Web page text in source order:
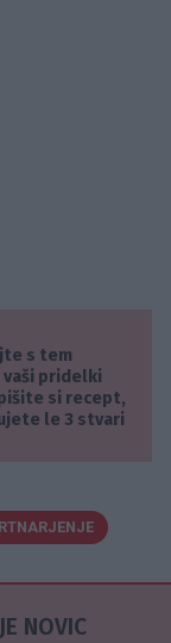
s tem
vaši pridelki
si recept,
le 3 stvari
NOVIC